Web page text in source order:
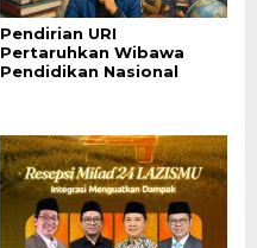
Pendirian URI
Pertaruhkan Wibawa
Pendidikan Nasional